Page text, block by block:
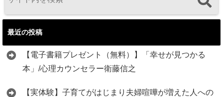
最近の投稿
【電子書籍プレゼント（無料）】「幸せが見つかる
本」/心理カウンセラー衛藤信之
【実体験】子育てがはじまり夫婦喧嘩が増えた人への